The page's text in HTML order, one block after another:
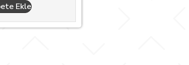
Ekle